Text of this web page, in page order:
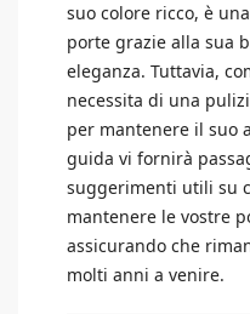
suo colore ricco, è
porte grazie alla sua
eleganza. Tuttavia,
necessita di una
per mantenere il suo
guida vi fornirà
suggerimenti utili su
mantenere le vostre
assicurando che
molti anni a venire.